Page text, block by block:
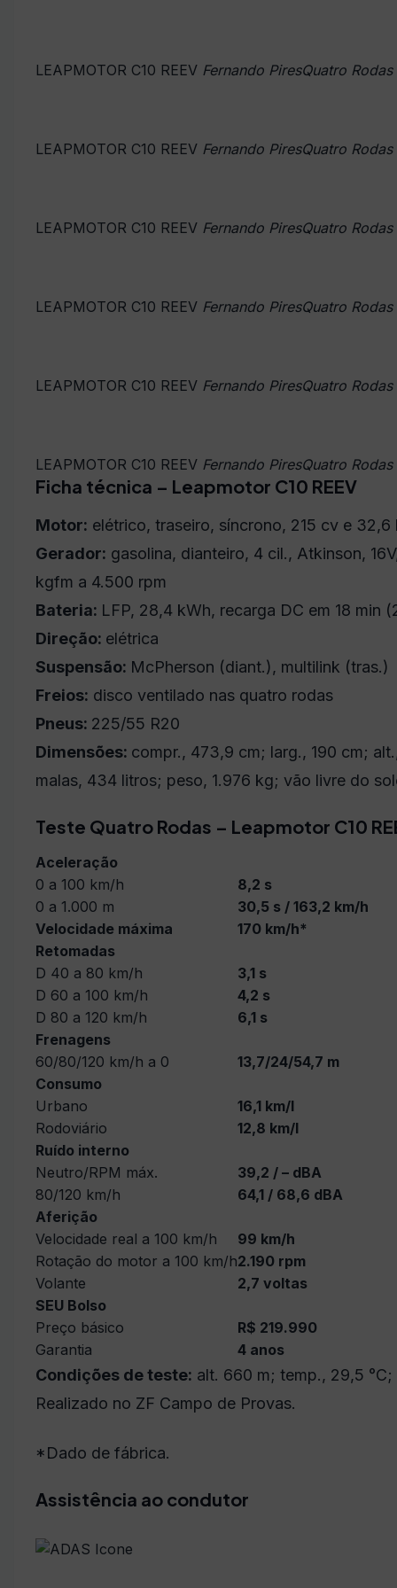
LEAPMOTOR C10 REEV Fernando PiresQuatro Rodas
LEAPMOTOR C10 REEV Fernando PiresQuatro Rodas
LEAPMOTOR C10 REEV Fernando PiresQuatro Rodas
LEAPMOTOR C10 REEV Fernando PiresQuatro Rodas
LEAPMOTOR C10 REEV Fernando PiresQuatro Rodas
LEAPMOTOR C10 REEV Fernando PiresQuatro Rodas
Ficha técnica – Leapmotor C10 REEV
Motor: elétrico, traseiro, síncrono, 215 cv e 32,6
Gerador: gasolina, dianteiro, 4 cil., Atkinson,
kgfm a 4.500 rpm
Bateria: LFP, 28,4 kWh, recarga DC em 18 min
Direção: elétrica
Suspensão: McPherson (diant.), multilink (tras.)
Freios: disco ventilado nas quatro rodas
Pneus: 225/55 R20
Dimensões: compr., 473,9 cm; larg., 190 cm;
malas, 434 litros; peso, 1.976 kg; vão livre do
Teste Quatro Rodas – Leapmotor C10
Aceleração
0 a 100 km/h
8,2 s
0 a 1.000 m
30,5 s / 163,2 km/h
Velocidade máxima
170 km/h*
Retomadas
D 40 a 80 km/h
3,1 s
D 60 a 100 km/h
4,2 s
D 80 a 120 km/h
6,1 s
Frenagens
60/80/120 km/h a 0
13,7/24/54,7 m
Consumo
Urbano
16,1 km/l
Rodoviário
12,8 km/l
Ruído interno
Neutro/RPM máx.
39,2 / – dBA
80/120 km/h
64,1 / 68,6 dBA
Aferição
Velocidade real a 100 km/h
99 km/h
Rotação do motor a 100 km/h2.190 rpm
Volante
2,7 voltas
SEU Bolso
Preço básico
R$ 219.990
Garantia
4 anos
Condições de teste: alt. 660 m; temp., 29,5
Realizado no ZF Campo de Provas.
*Dado de fábrica.
Assistência ao condutor